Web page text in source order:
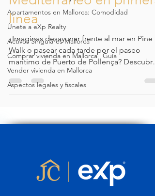
Apartamentos en Mallorca: Comodidad
Únete a eXp Realty
Activos Singulares Mallorca
Comprar vivienda en Mallorca | Guía
Vender vivienda en Mallorca
Aspectos legales y fiscales
línea
¿Imaginas desayunar frente al mar en Pine
Walk o pasear cada tarde por el paseo
marítimo de Puerto de Pollença? Descubre
las zonas más exclusivas donde comprar tu
apartamento en Mallorca y encuentra la
opción perfecta para tu presupuesto.